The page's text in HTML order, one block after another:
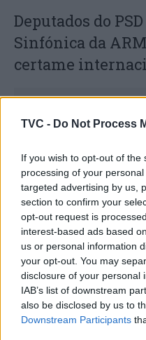
TVC - Do Not Process
If you wish to opt-out of
processing of your
targeted advertising by us,
section to confirm your
opt-out request is
interest-based ads based
us or personal information
your opt-out. You may
disclosure of your personal
IAB’s list of downstream
also be disclosed by us to
Downstream Participants
Deputados do
Sinfónica da
certame
Capacita Jovem
jovens ao